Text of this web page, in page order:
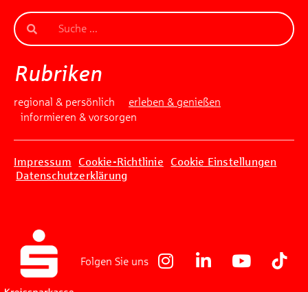
Rubriken
regional & persönlich
erleben & genießen
informieren & vorsorgen
Impressum Cookie-Richtlinie
Cookie Einstellungen
Datenschutzerklärung
Folgen Sie uns